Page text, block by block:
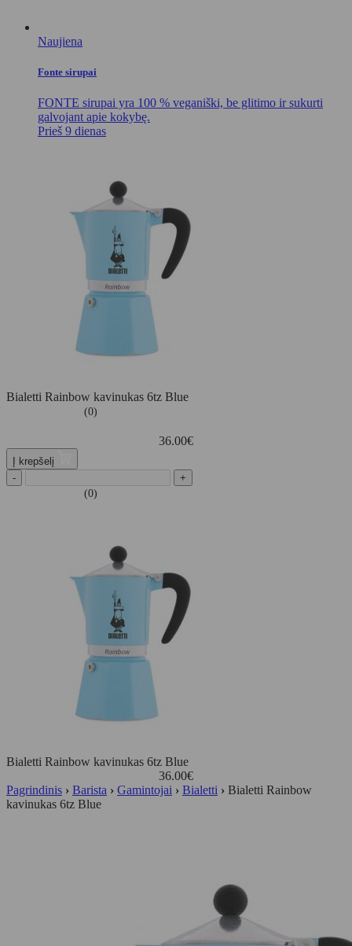
Naujiena
Fonte sirupai
FONTE sirupai yra 100 % veganiški, be glitimo ir sukurti
galvojant apie kokybę.
Prieš 9 dienas
Bialetti Rainbow kavinukas 6tz Blue
(0)
36.00€
Į krepšelį
-
+
(0)
Bialetti Rainbow kavinukas 6tz Blue
36.00€
Pagrindinis › Barista › Gamintojai › Bialetti › Bialetti Rainbow
kavinukas 6tz Blue